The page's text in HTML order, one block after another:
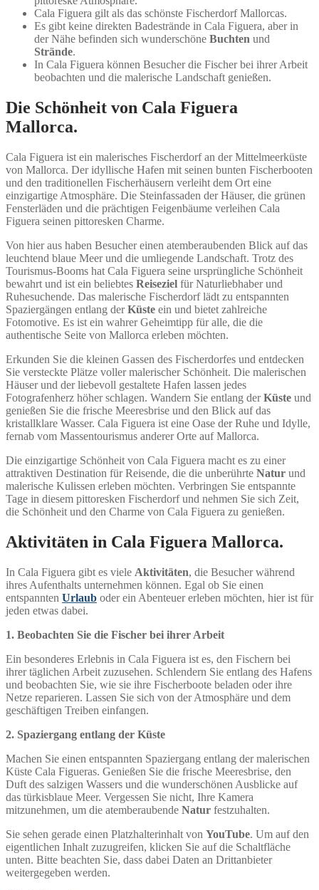
Cala Figuera gilt als das schönste Fischerdorf Mallorcas.
Es gibt keine direkten Badestrände in Cala Figuera, aber in
der Nähe befinden sich wunderschöne Buchten und
Strände.
In Cala Figuera können Besucher die Fischer bei ihrer Arbeit
beobachten und die malerische Landschaft genießen.
Die Schönheit von Cala Figuera
Mallorca.
Cala Figuera ist ein malerisches Fischerdorf an der Mittelmeerküste
von Mallorca. Der idyllische Hafen mit seinen bunten Fischerbooten
und den traditionellen Fischerhäusern verleiht dem Ort eine
einzigartige Atmosphäre. Die Steinfassaden der Häuser, die grünen
Fensterläden und die prächtigen Feigenbäume verleihen Cala
Figuera seinen pittoresken Charme.
Von hier aus haben Besucher einen atemberaubenden Blick auf das
leuchtend blaue Meer und die umliegende Landschaft. Trotz des
Tourismus-Booms hat Cala Figuera seine ursprüngliche Schönheit
bewahrt und ist ein beliebtes Reiseziel für Naturliebhaber und
Ruhesuchende. Das malerische Fischerdorf lädt zu entspannten
Spaziergängen entlang derKüste ein und bietet zahlreiche
Fotomotive. Es ist ein wahrer Geheimtipp für alle, die die
authentische Seite von Mallorca erleben möchten.
Erkunden Sie die kleinen Gassen des Fischerdorfes und entdecken
Sie versteckte Plätze voller malerischer Schönheit. Die malerischen
Häuser und der liebevoll gestaltete Hafen lassen jedes
Fotografenherz höher schlagen. Wandern Sie entlang derKüste und
genießen Sie die frische Meeresbrise und den Blick auf das
kristallklare Wasser. Cala Figuera ist eine Oase der Ruhe und Idylle,
fernab vom Massentourismus anderer Orte auf Mallorca.
Die einzigartige Schönheit von Cala Figuera macht es zu einer
attraktiven Destination für Reisende, die die unberührte Natur und
malerische Kulissen erleben möchten. Verbringen Sie entspannte
Tage in diesem pittoresken Fischerdorf und nehmen Sie sich Zeit,
die Schönheit und den Charme von Cala Figuera zu genießen.
Aktivitäten in Cala Figuera Mallorca.
In Cala Figuera gibt es viele Aktivitäten, die Besucher während
ihres Aufenthalts unternehmen können. Egal ob Sie einen
entspannten Urlaub oder ein Abenteuer erleben möchten, hier ist für
jeden etwas dabei.
1. Beobachten Sie die Fischer bei ihrer Arbeit
Ein besonderes Erlebnis in Cala Figuera ist es, den Fischern bei
ihrer täglichen Arbeit zuzusehen. Schlendern Sie entlang des Hafens
und beobachten Sie, wie sie ihre Fischerboote beladen oder ihre
Netze reparieren. Lassen Sie sich von der Atmosphäre und dem
geschäftigen Treiben einfangen.
2. Spaziergang entlang der Küste
Machen Sie einen entspannten Spaziergang entlang der malerischen
Küste Cala Figueras. Genießen Sie die frische Meeresbrise, den
Duft des salzigen Wassers und die wunderschönen Ausblicke auf
das türkisblaue Meer. Vergessen Sie nicht, Ihre Kamera
mitzunehmen, um die atemberaubende Natur festzuhalten.
Sie sehen gerade einen Platzhalterinhalt von YouTube. Um auf den
eigentlichen Inhalt zuzugreifen, klicken Sie auf die Schaltfläche
unten. Bitte beachten Sie, dass dabei Daten an Drittanbieter
weitergegeben werden.